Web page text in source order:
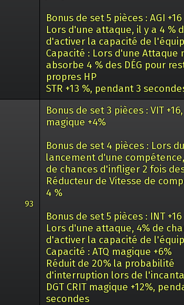
Bonus de set 5 pièces : AGI +16
Lors d'une attaque, il y a 4 %
d'activer la capacité de
Capacité : Lors d'une Attaque
absorbe 4 % des DÉG pour
propres HP
STR +13 %, pendant 3
93
Bonus de set 3 pièces : VIT +16,
magique +4%
Bonus de set 4 pièces : Lors du
lancement d'une
de chances d'infliger 2 fois des
Réducteur de Vitesse de
4 %
Bonus de set 5 pièces : INT +16
Lors d'une attaque, 4% de
d'activer la capacité de
Capacité : ATQ magique +6%
Réduit de 20% la probabilité
d'interruption lors de
DGT CRIT magique +12%,
secondes